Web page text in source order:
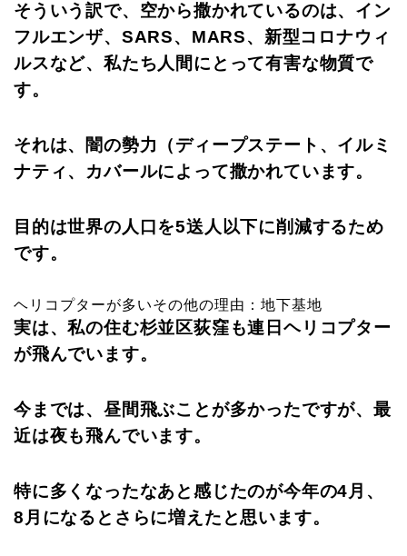
そういう訳で、空から撒かれているのは、イン
フルエンザ、SARS、MARS、新型コロナウィ
ルスなど、私たち人間にとって有害な物質で
す。
それは、闇の勢力（ディープステート、イルミ
ナティ、カバールによって撒かれています。
目的は世界の人口を5送人以下に削減するため
です。
ヘリコプターが多いその他の理由：地下基地
実は、私の住む杉並区荻窪も連日ヘリコプター
が飛んでいます。
今までは、昼間飛ぶことが多かったですが、最
近は夜も飛んでいます。
特に多くなったなあと感じたのが今年の4月、
8月になるとさらに増えたと思います。